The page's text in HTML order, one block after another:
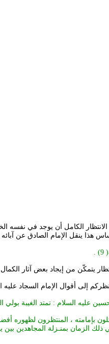
الانتظار الكامل أن يوجد في
هذا ينقل الإمام الصادق عن
.
يتمكّن من إيجاد بعض آثار
إلى أقوال الإمام السجاد علیه
علیه السلام : تمتد الغيبة بولي
بإمامته ، المنتظرون
ذلك الزمان بمنـزلة المجاهدين